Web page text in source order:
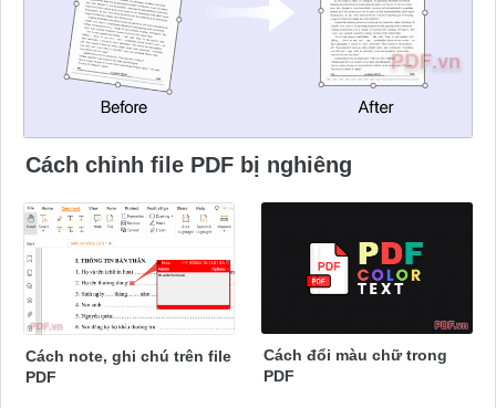
Cách chỉnh file PDF bị nghiêng
Cách note, ghi chú trên file
PDF
Cách đổi màu chữ trong
PDF